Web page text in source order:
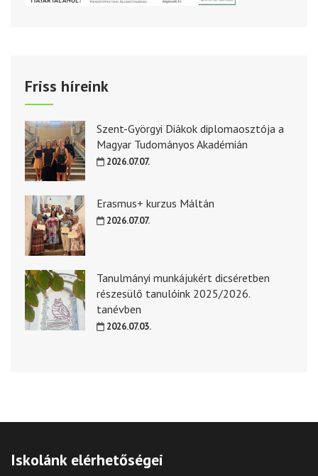
Friss híreink
Szent-Györgyi Diákok diplomaosztója a
Magyar Tudományos Akadémián
2026.07.07.
Erasmus+ kurzus Máltán
2026.07.07.
Tanulmányi munkájukért dicséretben
részesülő tanulóink 2025/2026.
tanévben
2026.07.03.
Iskolánk elérhetőségei